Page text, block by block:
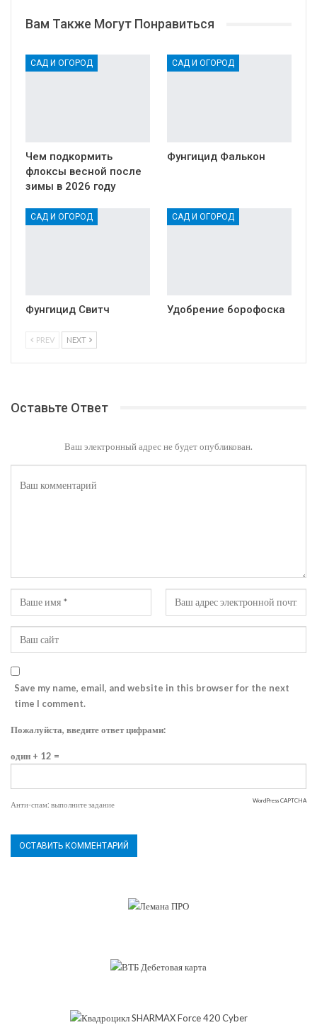
Вам Также Могут Понравиться
САД И ОГОРОД
Чем подкормить
флоксы весной после
зимы в 2026 году
САД И ОГОРОД
Фунгицид Фалькон
САД И ОГОРОД
Фунгицид Свитч
САД И ОГОРОД
Удобрение борофоска
PREV NEXT
Оставьте Ответ
Ваш электронный адрес не будет опубликован.
Save my name, email, and website in this browser for the next
time I comment.
Пожалуйста, введите ответ цифрами:
один + 12 =
Анти-спам: выполните задание WordPress CAPTCHA